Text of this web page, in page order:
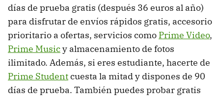
días de prueba gratis (después 36 euros al año)
para disfrutar de envíos rápidos gratis, accesorio
prioritario a ofertas, servicios como Prime Video,
Prime Musicy almacenamiento de fotos
ilimitado. Además, si eres estudiante, hacerte de
Prime Studentcuesta la mitad y dispones de 90
días de prueba. También puedes probar gratis